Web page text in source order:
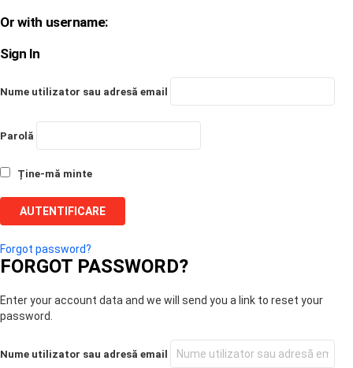
Or with username:
Sign In
Nume utilizator sau adresă email
Parolă
Ține-mă minte
Forgot password?
FORGOT PASSWORD?
Enter your account data and we will send you a link to reset your
password.
Nume utilizator sau adresă email